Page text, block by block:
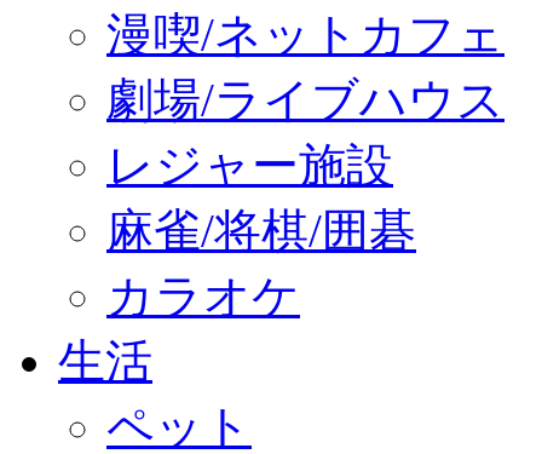
漫喫/ネットカフェ
劇場/ライブハウス
レジャー施設
麻雀/将棋/囲碁
カラオケ
生活
ペット